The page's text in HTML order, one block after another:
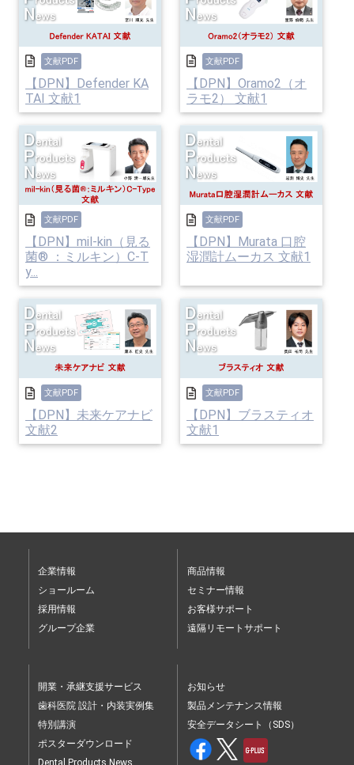
文献PDF
【DPN】Defender KA
TAI 文献1
文献PDF
【DPN】Oramo2（オ
ラモ2） 文献1
文献PDF
【DPN】mil-kin（見る
菌® ：ミルキン）C-T
y...
文献PDF
【DPN】Murata 口腔
湿潤計ムーカス 文献1
文献PDF
【DPN】未来ケアナビ
文献2
文献PDF
【DPN】ブラスティオ
文献1
企業情報
ショールーム
採用情報
グループ企業
商品情報
セミナー情報
お客様サポート
遠隔リモートサポート
開業・承継支援サービス
歯科医院 設計・内装実例集
特別講演
ポスターダウンロード
お知らせ
製品メンテナンス情報
安全データシート（SDS）